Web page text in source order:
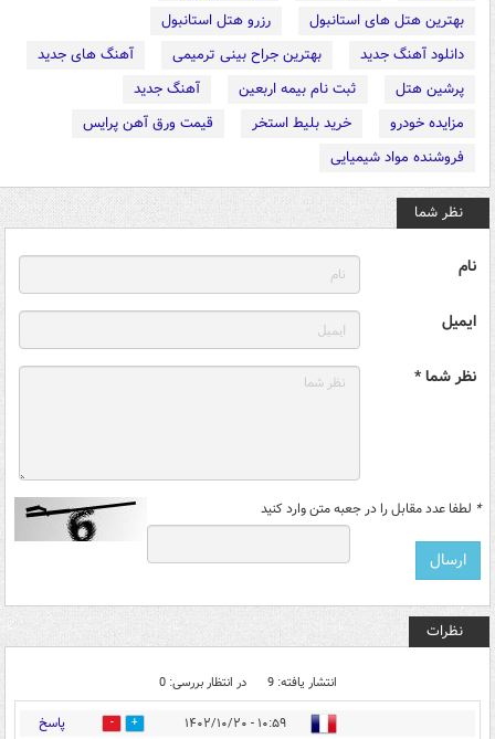
بهترین هتل های استانبول
رزرو هتل استانبول
دانلود آهنگ جدید
بهترین جراح بینی ترمیمی
آهنگ های جدید
پرشین هتل
ثبت نام بیمه اربعین
آهنگ جدید
مزایده خودرو
خرید بلیط استخر
قیمت ورق آهن پرایس
فروشنده مواد شیمیایی
نظر شما
نام
ایمیل
نظر شما *
* لطفا عدد مقابل را در جعبه متن وارد کنید
نظرات
انتشار یافته: 9 در انتظار بررسی: 0
۱۰:۵۹ - ۱۴۰۲/۱۰/۲۰ 29 پاسخ